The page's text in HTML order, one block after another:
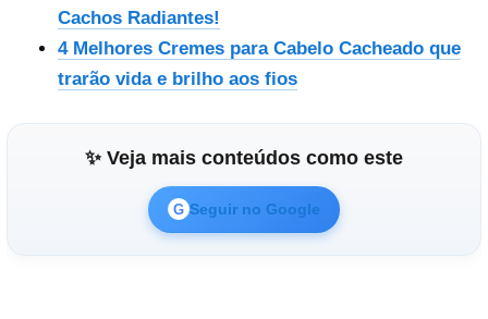
Cachos Radiantes!
4 Melhores Cremes para Cabelo Cacheado que
trarão vida e brilho aos fios
✨ Veja mais conteúdos como este
G Seguir no Google